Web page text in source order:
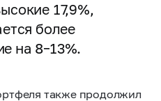
17,9%,
более
на 8–13%.
также продолжил